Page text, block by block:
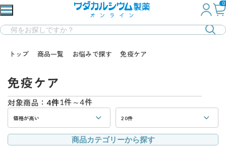
0
トップ 商品一覧 お悩みで探す 免疫ケア
免疫ケア
対象商品：4件1件～4件
20件
価格が高い
商品カテゴリーから探す